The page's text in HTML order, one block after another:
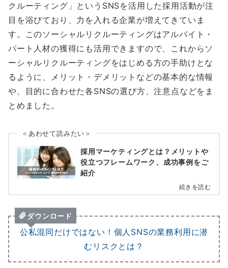
クルーティング」というSNSを活用した採用活動が注
目を浴びており、力を入れる企業が増えてきていま
す。このソーシャルリクルーティングはアルバイト・
パート人材の獲得にも活用できますので、これからソ
ーシャルリクルーティングをはじめる方の手助けとな
るように、メリット・デメリットなどの基本的な情報
や、目的に合わせた各SNSの選び方、注意点などをま
とめました。
＜あわせて読みたい＞
採用マーケティングとは？メリットや
役立つフレームワーク、成功事例をご
紹介
続きを読む
ダウンロード
公私混同だけではない！個人SNSの業務利用に潜
むリスクとは？